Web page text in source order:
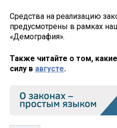
Средства на реализацию
предусмотрены в рамках
«Демография».
Также читайте о том,
силу в августе.